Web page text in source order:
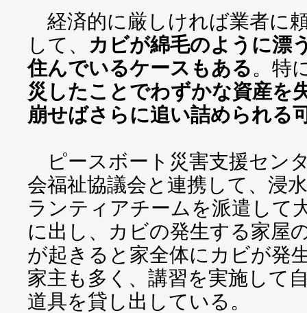
経済的に厳しければ業者に
して、 カビが綿毛のように漂
住んでいるケースもある。特
災したことでわずかな資産を
崩せばさらに追い詰められる
ピースボート災害支援セン
会福祉協議会と連携して、浸
ランティアチームを派遣して
に出し、カビの発生する家屋
が起きると家全体にカビが発
家主も多く、講習を実施して
道具を貸し出している。